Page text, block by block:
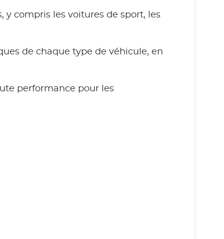
compris les voitures de sport, les
de chaque type de véhicule, en
performance pour les